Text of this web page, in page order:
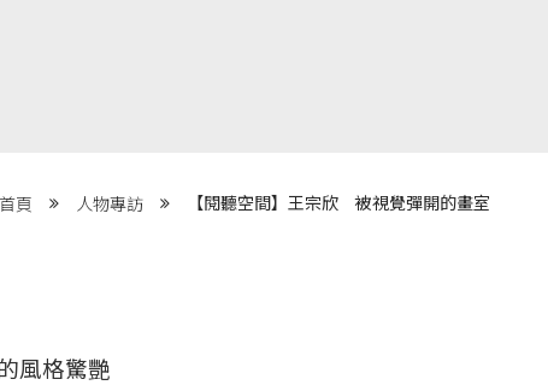
首頁 人物專訪 【閱聽空間】王宗欣 被視覺彈開的畫室
風格驚艷